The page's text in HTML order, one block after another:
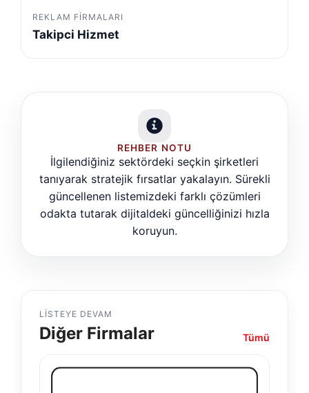
REKLAM FIRMALARI
Takipci Hizmet
REHBER NOTU
İlgilendiğiniz sektördeki seçkin şirketleri
tanıyarak stratejik fırsatlar yakalayın. Sürekli
güncellenen listemizdeki farklı çözümleri
odakta tutarak dijitaldeki güncelliğinizi hızla
koruyun.
LISTEYE DEVAM
Diğer Firmalar Tümü